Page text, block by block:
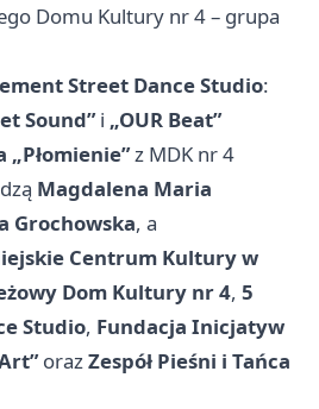
Domu Kultury nr 4 – grupa
Street Dance Studio:
Sound”i „OUR Beat”
„Płomienie”z MDK nr 4
Magdalena Maria
Grochowska, a
Centrum Kultury w
Dom Kultury nr 4, 5
Studio, Fundacja Inicjatyw
orazZespół Pieśni i Tańca